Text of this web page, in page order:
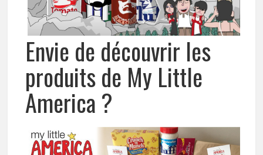
Envie de découvrir les
produits de My Little
America ?